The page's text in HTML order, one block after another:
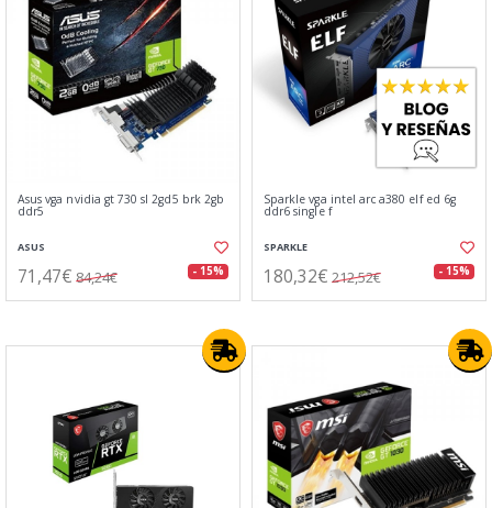
Asus vga nvidia gt 730 sl 2gd5 brk 2gb
ddr5
ASUS
71,47€ 84,24€ - 15%
Sparkle vga intel arc a380 elf ed 6g
ddr6 single f
SPARKLE
180,32€ 212,52€ - 15%